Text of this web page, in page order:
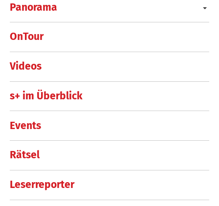
Panorama
OnTour
Videos
s+ im Überblick
Events
Rätsel
Leserreporter